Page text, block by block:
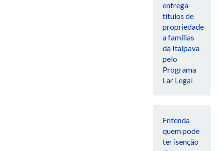
entrega
títulos de
propriedade
a famílias
da Itaipava
pelo
Programa
Lar Legal
Entenda
quem pode
ter isenção